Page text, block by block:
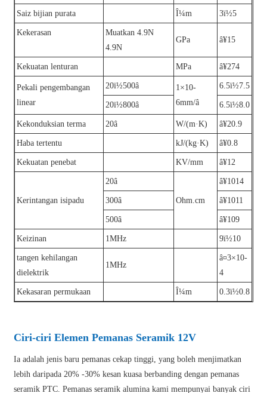
Saiz bijian purata Î¼m 3ï½5
Kekerasan
Muatkan 4.9N
4.9N
GPa â¥15
Kekuatan lenturan MPa â¥274
Pekali pengembangan
linear
20ï½500â
1×10-
6mm/â
6.5ï½7.5
20ï½800â 6.5ï½8.0
Kekonduksian terma 20â W/(m·K) â¥20.9
Haba tertentu kJ/(kg·K) â¥0.8
Kekuatan penebat KV/mm â¥12
Kerintangan isipadu
20â
Ohm.cm
â¥1014
300â â¥1011
500â â¥109
Keizinan 1MHz 9ï½10
tangen kehilangan
dielektrik
1MHz
â¤3×10-
4
Kekasaran permukaan Î¼m 0.3ï½0.8
Ciri-ciri Elemen Pemanas Seramik 12V
Ia adalah jenis baru pemanas cekap tinggi, yang boleh menjimatkan
lebih daripada 20% -30% kesan kuasa berbanding dengan pemanas
seramik PTC. Pemanas seramik alumina kami mempunyai banyak ciri